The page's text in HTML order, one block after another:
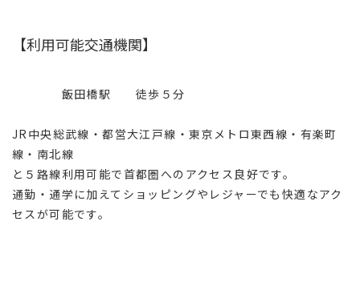
【利用可能交通機関】
飯田橋駅 徒歩５分
JR中央総武線・都営大江戸線・東京メトロ東西線・有楽町
線・南北線
と５路線利用可能で首都圏へのアクセス良好です。
通勤・通学に加えてショッピングやレジャーでも快適なアク
セスが可能です。